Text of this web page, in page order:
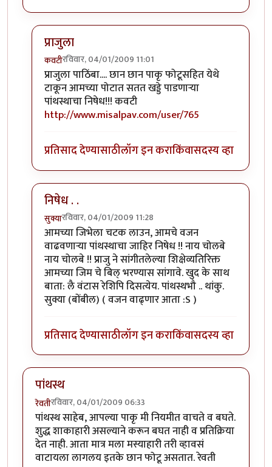
प्राजुला
कवटीरविवार, 04/01/2009 11:01
In reply toनिषेध..byप्राजु
प्राजुला पाठिंबा.... छान छान पाकृ फोटूसहित येथे
टाकून आमच्या पोटात सतत खड्डे पाडणार्‍या
पांथस्थाचा निषेध!!! कवटी
http://www.misalpav.com/user/765
प्रतिसाद देण्यासाठीलॉग इन कराकिंवासदस्य व्हा
निषेध . .
सुक्यारविवार, 04/01/2009 11:28
In reply toनिषेध..byप्राजु
आमच्या जिभेला चटक लाउन, आमचे वजन
वाढवणार्‍या पांथस्थाचा जाहिर निषेध !! नाय चोलबे
नाय चोलबे !! प्राजु ने सांगीतलेल्या शिक्षेव्यतिरिक्त
आमच्या जिम चे बिल् भरण्यास सांगावे. खुद के साथ
बाता: लै वंटास रेशिपि दिसत्येय. पांथस्थभौ .. थांकु.
सुक्या (बोंबील) ( वजन वाढ्णार आता :S )
प्रतिसाद देण्यासाठीलॉग इन कराकिंवासदस्य व्हा
पांथस्थ
रेवतीरविवार, 04/01/2009 06:33
पांथस्थ साहेब, आपल्या पाकृ मी नियमीत वाचते व बघते.
शुद्ध शाकाहारी असल्याने करून बघत नाही व प्रतिक्रिया
देत नाही. आता मात्र मला मस्याहारी तरी व्हावसं
वाटायला लागलय इतके छान फोटू असतात. रेवती